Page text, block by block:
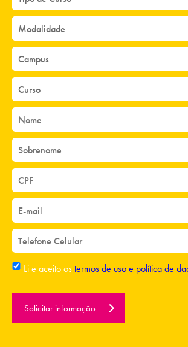
Li e aceito ostermos de uso e política de
Solicitar informação